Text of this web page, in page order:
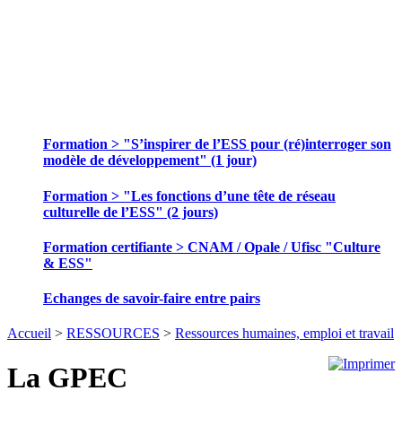
Formation > "S’inspirer de l’ESS pour (ré)interroger son
modèle de développement" (1 jour)
Formation > "Les fonctions d’une tête de réseau
culturelle de l’ESS" (2 jours)
Formation certifiante > CNAM / Opale / Ufisc "Culture
& ESS"
Echanges de savoir-faire entre pairs
Accueil > RESSOURCES > Ressources humaines, emploi et travail
La GPEC